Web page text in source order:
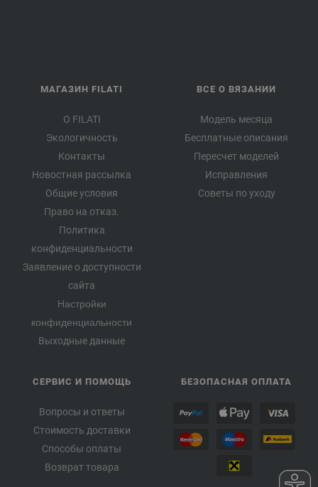
МАГАЗИН FILATI
О FILATI
Экологичность
Контакты
Новостная рассылка
Общие условия
Право на отказ.
Политика
конфиденциальности
Заявление о доступности
сайта
Настройки
конфиденциальности
Выходные данные
ВСЕ О ВЯЗАНИИ
Модель месяца
Бесплатные описания
Пересчет моделей
Исправления
Советы по уходу
СЕРВИС И ПОМОЩЬ
Вопросы и ответы
Стоимость доставки
Способы оплаты
Возврат товара
БЕЗОПАСНАЯ ОПЛАТА